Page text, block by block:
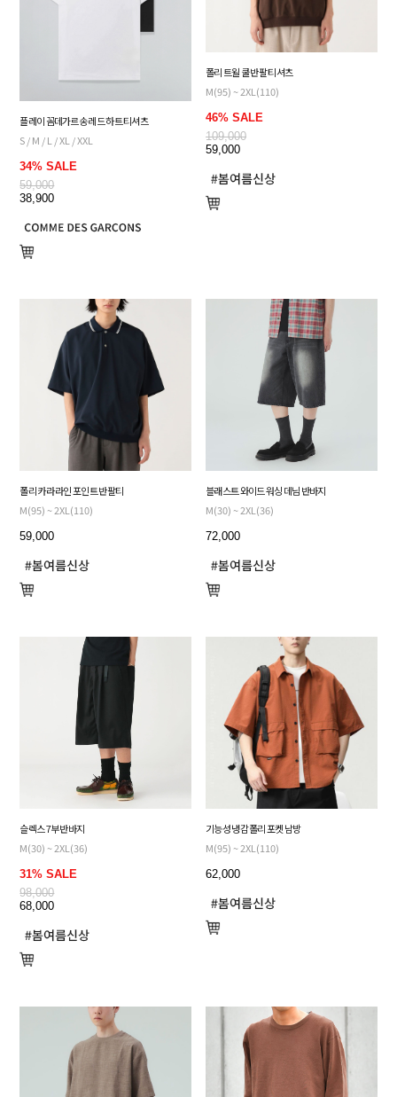
플레이 꼼데가르송 레드 하트 티셔츠
S / M / L / XL / XXL
34% SALE
59,000
38,900
폴리 트윌 쿨 반팔 티셔츠
M(95) ~ 2XL(110)
46% SALE
109,000
59,000
폴리 카라 라인 포인트 반팔티
M(95) ~ 2XL(110)
59,000
블래스트 와이드 워싱 데님 반바지
M(30) ~ 2XL(36)
72,000
슬렉스 7부 반바지
M(30) ~ 2XL(36)
31% SALE
98,000
68,000
기능성 냉감 폴리 포켓 남방
M(95) ~ 2XL(110)
62,000